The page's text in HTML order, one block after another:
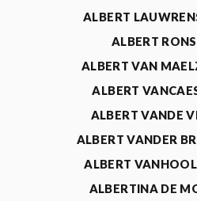
ALBERT
ALBERT
ALBERT VAN
ALBERT
ALBERT VANDE
ALBERT VANDER
ALBERT
ALBERTINA DE